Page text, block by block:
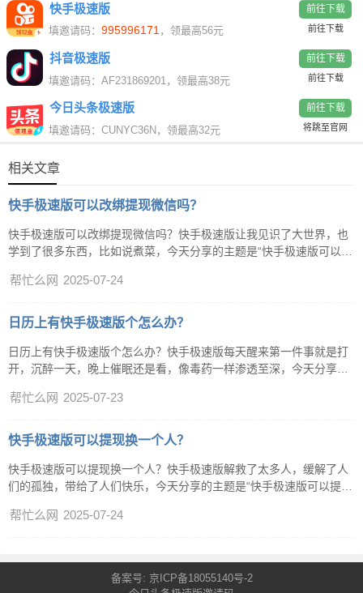
快手极速版
填邀请码： 995996171 ，领最高56元
前往下载
前往下载
抖音极速版
填邀请码：AF231869201，领最高38元
前往下载
前往下载
今日头条极速版
填邀请码：CUNYC36N，领最高32元
前往下载
将跳至官网
相关文章
快手极速版可以改绑提现微信吗？
快手极速版可以改绑提现微信吗？快手极速版让我见识了大世界，也
学到了很多东西，比如说煮菜，今天分享的主题是“快手极速版可以改
快手极速版可以改绑提现微信吗？今天介绍的软件是：快手极速版，
满乐趣与激情。一、快手极速版邀请码快手极速版邀请码：
答案您好，快手极速版里有提现微信和登陆微信，提现微信不支持解
绑和更换，登陆微信在“设置账号与安全”，点击微信根据步骤解绑就
帮忙么网 2025-07-24
日历上有快手极速版个怎么办？
日历上有快手极速版个怎么办？快手极速版每天醒来第一件事就是打
开，沉醉一天，晚上催眠还是看，像毒药一样渗透至深，今天分享的
版，下面来看一下答案吧。日历上有快手极速版个怎么办？今天介绍
语汇成一句，有你爸爸。一、快手极速版邀请码快手极速版邀请码：
答案您好，打开快手极速版，进入去赚钱界面，找到签到领金币，把
签到提醒关闭就可以了，签到提醒打开，快手极速版就会占据你的日
帮忙么网 2025-07-23
快手极速版可以提现换一个人？
快手极速版可以提现换一个人？快手极速版解救了太多人，缓解了人
们的孤独，带给了人们快乐，今天分享的主题是“快手极速版可以提现
极速版可以提现换一个人？今天介绍的软件是：快手极速版，已经是
邀请码，可以获取一个红包奖励哦二、问题答案您好，快手极速版为
了保证用户的财产安全，暂时不支持更换、解绑提现账号，随着版本
帮忙么网 2025-07-24
备案号: 京ICP备18055140号-2